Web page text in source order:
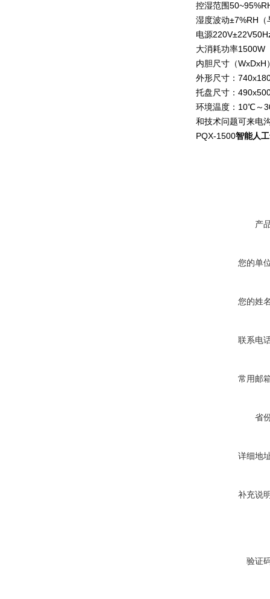
控湿范围
湿度波动±7%RH
电源
大消耗功率1500W
内胆尺寸（
外形尺寸：
托盘尺寸：
环境温度：10℃～
和技术问题可来电
PQX-1500智能人
产
您的单
您的姓
联系电
常用邮
省
详细地
补充说
验证